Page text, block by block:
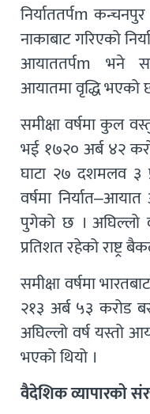
निर्याततर्पm
नाकाबाट गरिएको
आयाततर्पm भने
आयातमा वृद्धि भएको
समीक्षा वर्षमा कुल
भई १७२० अर्ब ४२
घाटा २७ दशमलव ३
वर्षमा
पुगेको छ । अघिल्लो
प्रतिशत रहेको राष्ट्र
समीक्षा वर्षमा
२१३ अर्ब ५३ करोड
अघिल्लो वर्ष यस्तो
भएको थियो ।
वैदेशिक व्यापारको